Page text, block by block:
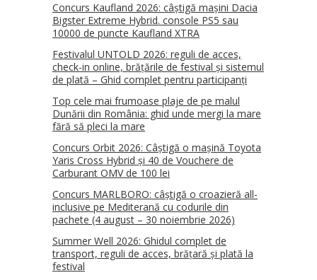
Concurs Kaufland 2026: câștigă mașini Dacia
Bigster Extreme Hybrid. console PS5 sau
10000 de puncte Kaufland XTRA
Festivalul UNTOLD 2026: reguli de acces,
check-in online, brățările de festival și sistemul
de plată – Ghid complet pentru participanți
Top cele mai frumoase plaje de pe malul
Dunării din România: ghid unde mergi la mare
fără să pleci la mare
Concurs Orbit 2026: Câștigă o mașină Toyota
Yaris Cross Hybrid și 40 de Vouchere de
Carburant OMV de 100 lei
Concurs MARLBORO: câștigă o croazieră all-
inclusive pe Mediterană cu codurile din
pachete (4 august – 30 noiembrie 2026)
Summer Well 2026: Ghidul complet de
transport, reguli de acces, brățară și plată la
festival